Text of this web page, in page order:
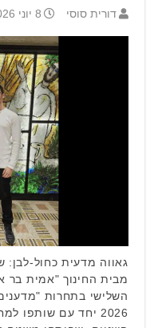
דורית סוסי 8 יוני 2026 15:06
גאווה מדעית כחול-
מבית החינוך "אמית בר
השלישי בתחרות
2026 יחד עם שותפו